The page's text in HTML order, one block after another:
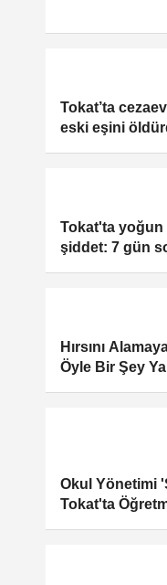
Tokat’ta
eski eşini
Tokat'ta yoğun
şiddet: 7 gün
Hırsını
Öyle Bir Şey
Okul Yönetimi
Tokat'ta